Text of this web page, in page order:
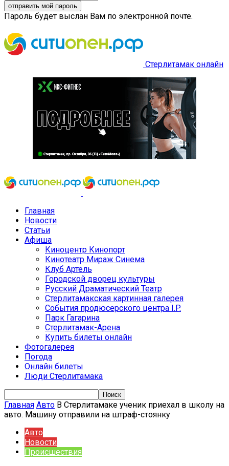
Пароль будет выслан Вам по электронной почте.
Стерлитамак онлайн
Главная
Новости
Статьи
Афиша
Киноцентр Кинопорт
Кинотеатр Мираж Синема
Клуб Артель
Городской дворец культуры
Русский Драматический Театр
Стерлитамакская картинная галерея
События продюсерского центра I.P.
Парк Гагарина
Стерлитамак-Арена
Купить билеты онлайн
Фотогалерея
Погода
Онлайн билеты
Люди Стерлитамака
Главная Авто В Стерлитамаке ученик приехал в школу на
авто. Машину отправили на штраф-стоянку
Авто
Новости
Происшествия